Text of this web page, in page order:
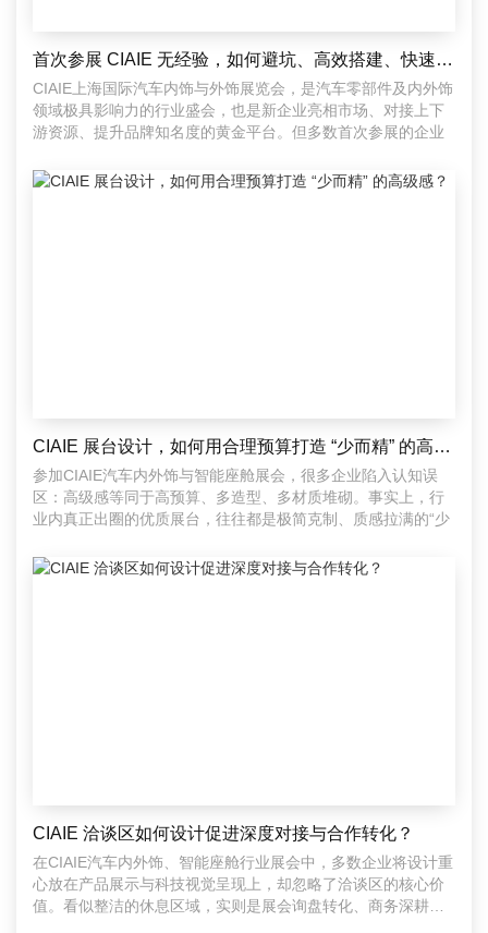
首次参展 CIAIE 无经验，如何避坑、高效搭建、快速融入行业圈层？
CIAIE上海国际汽车内饰与外饰展览会，是汽车零部件及内外饰
领域极具影响力的行业盛会，也是新企业亮相市场、对接上下
游资源、提升品牌知名度的黄金平台。但多数首次参展的企业
CIAIE 展台设计，如何用合理预算打造 “少而精” 的高级感？
参加CIAIE汽车内外饰与智能座舱展会，很多企业陷入认知误
区：高级感等同于高预算、多造型、多材质堆砌。事实上，行
业内真正出圈的优质展台，往往都是极简克制、质感拉满的“少
CIAIE 洽谈区如何设计促进深度对接与合作转化？
在CIAIE汽车内外饰、智能座舱行业展会中，多数企业将设计重
心放在产品展示与科技视觉呈现上，却忽略了洽谈区的核心价
值。看似整洁的休息区域，实则是展会询盘转化、商务深耕、